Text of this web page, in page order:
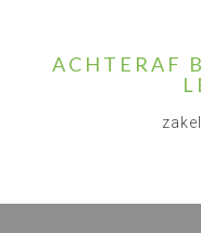
ACHTERAF